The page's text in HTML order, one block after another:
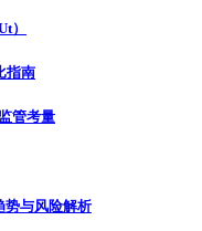
）
指南
管考量
势与风险解析